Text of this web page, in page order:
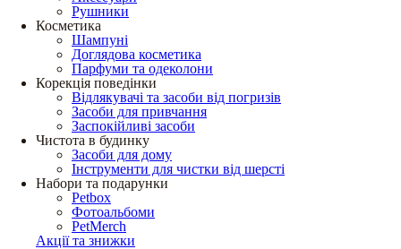
Рушники
Косметика
Шампуні
Доглядова косметика
Парфуми та одеколони
Корекція поведінки
Відлякувачі та засоби від погризів
Засоби для привчання
Заспокійливі засоби
Чистота в будинку
Засоби для дому
Інструменти для чистки від шерсті
Набори та подарунки
Petbox
Фотоальбоми
PetMerch
Акції та знижки